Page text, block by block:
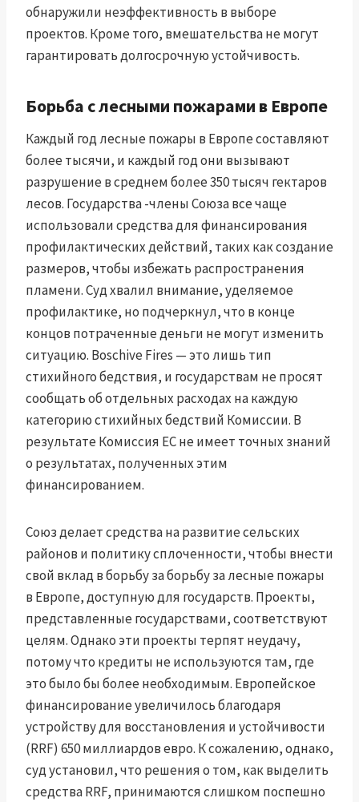
обнаружили неэффективность в выборе
проектов. Кроме того, вмешательства не могут
гарантировать долгосрочную устойчивость.
Борьба с лесными пожарами в Европе
Каждый год лесные пожары в Европе составляют
более тысячи, и каждый год они вызывают
разрушение в среднем более 350 тысяч гектаров
лесов. Государства -члены Союза все чаще
использовали средства для финансирования
профилактических действий, таких как создание
размеров, чтобы избежать распространения
пламени. Суд хвалил внимание, уделяемое
профилактике, но подчеркнул, что в конце
концов потраченные деньги не могут изменить
ситуацию. Boschive Fires — это лишь тип
стихийного бедствия, и государствам не просят
сообщать об отдельных расходах на каждую
категорию стихийных бедствий Комиссии. В
результате Комиссия ЕС не имеет точных знаний
о результатах, полученных этим
финансированием.
Союз делает средства на развитие сельских
районов и политику сплоченности, чтобы внести
свой вклад в борьбу за борьбу за лесные пожары
в Европе, доступную для государств. Проекты,
представленные государствами, соответствуют
целям. Однако эти проекты терпят неудачу,
потому что кредиты не используются там, где
это было бы более необходимым. Европейское
финансирование увеличилось благодаря
устройству для восстановления и устойчивости
(RRF) 650 миллиардов евро. К сожалению, однако,
суд установил, что решения о том, как выделить
средства RRF, принимаются слишком поспешно